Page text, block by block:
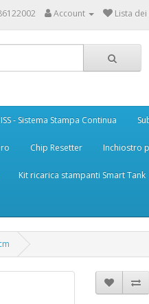
Account Lista
- Sistema Stampa Continua
Chip Resetter Inchiostro
Kit ricarica stampanti Smart Tank